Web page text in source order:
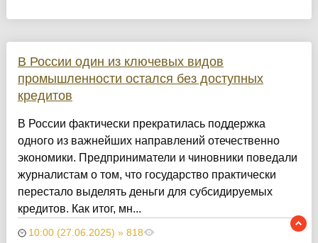
В России один из ключевых видов
промышленности остался без доступных
кредитов
В России фактически прекратилась поддержка
одного из важнейших направлений отечественно
экономики. Предприниматели и чиновники поведали
журналистам о том, что государство практически
перестало выделять деньги для субсидируемых
кредитов. Как итог, мн...
10:00 (27.06.2025) » 818